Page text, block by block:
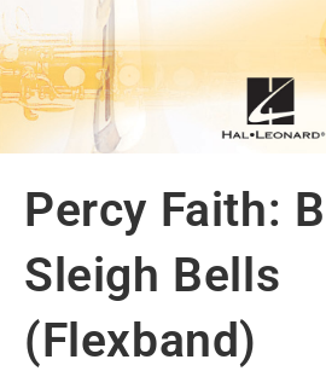
Percy Faith:
Sleigh Bells
(Flexband)